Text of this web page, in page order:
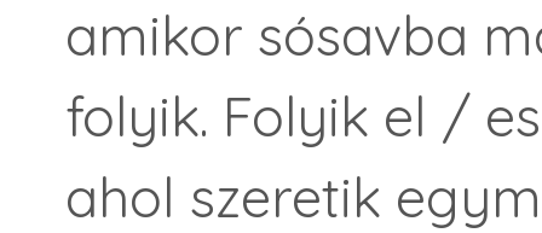
amikor sósavba
folyik. Folyik el /
ahol szeretik